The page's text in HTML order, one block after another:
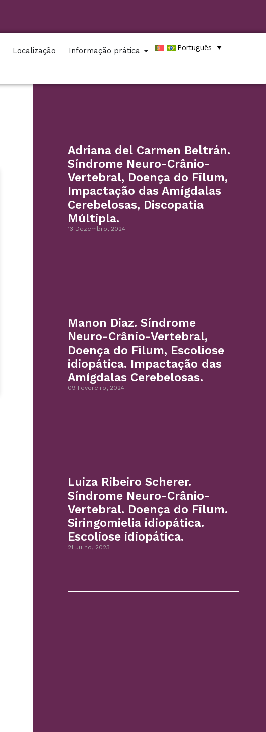
Localização Informação prática Português
Adriana del Carmen Beltrán.
Síndrome Neuro-Crânio-
Vertebral, Doença do Filum,
Impactação das Amígdalas
Cerebelosas, Discopatia
Múltipla.
13 Dezembro, 2024
Manon Diaz. Síndrome
Neuro-Crânio-Vertebral,
Doença do Filum, Escoliose
idiopática. Impactação das
Amígdalas Cerebelosas.
09 Fevereiro, 2024
Luiza Ribeiro Scherer.
Síndrome Neuro-Crânio-
Vertebral. Doença do Filum.
Siringomielia idiopática.
Escoliose idiopática.
21 Julho, 2023